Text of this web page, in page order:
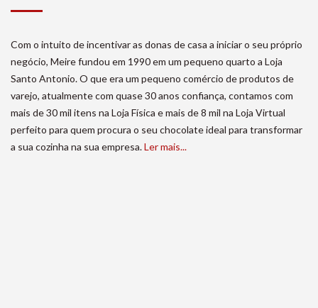
Com o intuito de incentivar as donas de casa a iniciar o seu próprio
negócio, Meire fundou em 1990 em um pequeno quarto a Loja
Santo Antonio. O que era um pequeno comércio de produtos de
varejo, atualmente com quase 30 anos confiança, contamos com
mais de 30 mil itens na Loja Física e mais de 8 mil na Loja Virtual
perfeito para quem procura o seu chocolate ideal para transformar
a sua cozinha na sua empresa.Ler mais...